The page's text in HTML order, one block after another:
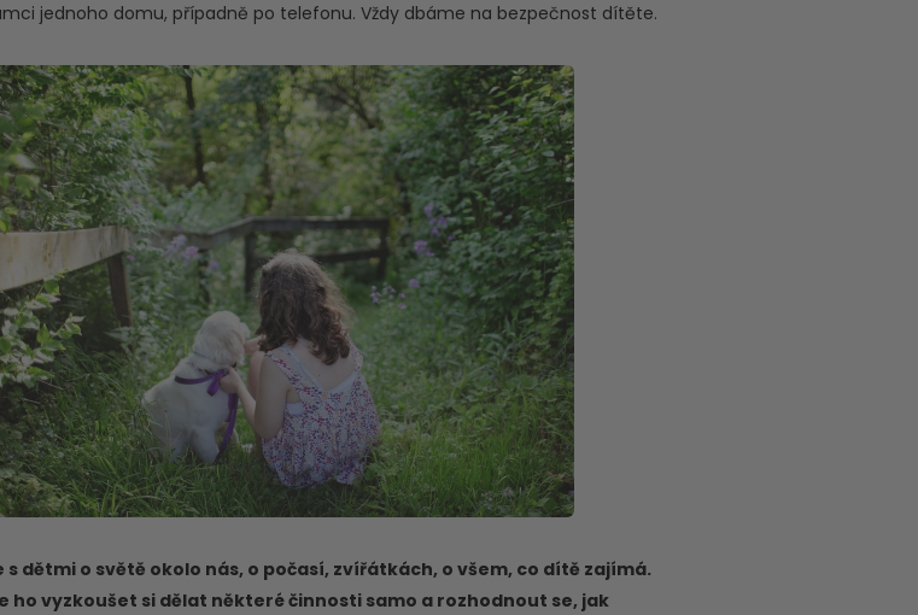
jednoho domu, případně po telefonu. Vždy dbáme na bezpečnost dítěte.
s dětmi o světě okolo nás, o počasí, zvířátkách, o všem, co dítě zajímá.
ho vyzkoušet si dělat některé činnosti samo a rozhodnout se, jak